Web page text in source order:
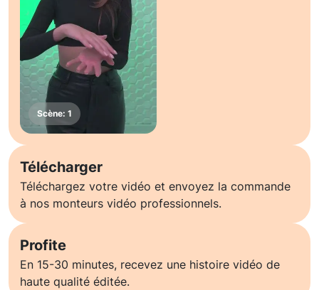
Télécharger
Téléchargez votre vidéo et envoyez la commande
à nos monteurs vidéo professionnels.
Profite
En 15-30 minutes, recevez une histoire vidéo de
haute qualité éditée.